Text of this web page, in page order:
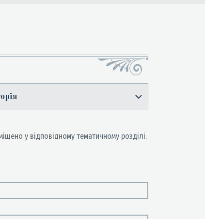
у відповідному тематичному розділі.